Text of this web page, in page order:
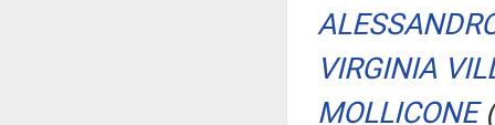
VIRGINIA
MOLLICONE